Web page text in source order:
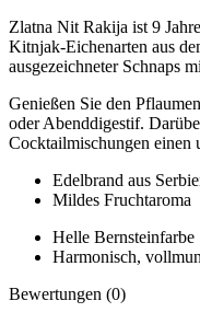
Zlatna Nit Rakija ist 9
Kitnjak-Eichenarten aus
ausgezeichneter Schnaps
Genießen Sie den
oder Abenddigestif.
Cocktailmischungen einen
Edelbrand aus
Mildes Fruchtaroma
Helle Bernsteinfarbe
Harmonisch,
Bewertungen (0)